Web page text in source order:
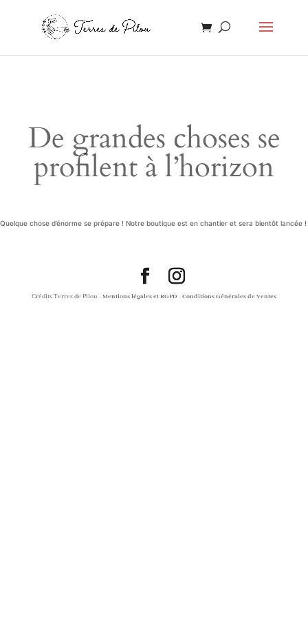
De grandes choses se
profilent à l’horizon
Quelque chose d’énorme se prépare ! Notre boutique est en chantier et sera bientôt lancée !
Crédits Terres de Pilou -Mentions légales et RGPD -Conditions Générales de Ventes